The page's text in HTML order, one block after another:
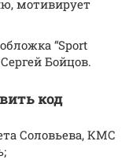
мотивирует
“Sport
Бойцов.
код
Соловьева, КМС